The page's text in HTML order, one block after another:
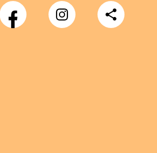
Facebook
Klinik
Sonnenblick
Instagram
Klinik
Sonnenblick
Teilen